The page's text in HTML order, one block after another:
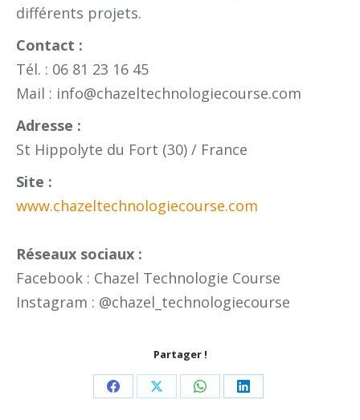
différents projets.
Contact :
Tél. : 06 81 23 16 45
Mail : info@chazeltechnologiecourse.com
Adresse :
St Hippolyte du Fort (30) / France
Site :
www.chazeltechnologiecourse.com
Réseaux sociaux :
Facebook : Chazel Technologie Course
Instagram : @chazel_technologiecourse
Partager !
Share Share Share Share